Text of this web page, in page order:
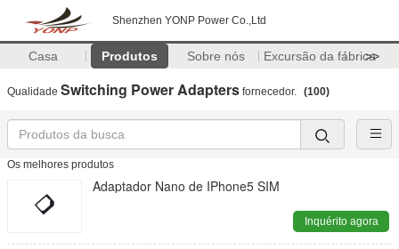
Shenzhen YONP Power Co.,Ltd
Casa Produtos Sobre nós Excursão da fábrica
>>
Qualidade Switching Power Adapters fornecedor. (100)
Os melhores produtos
Adaptador Nano de IPhone5 SIM
Inquérito agora